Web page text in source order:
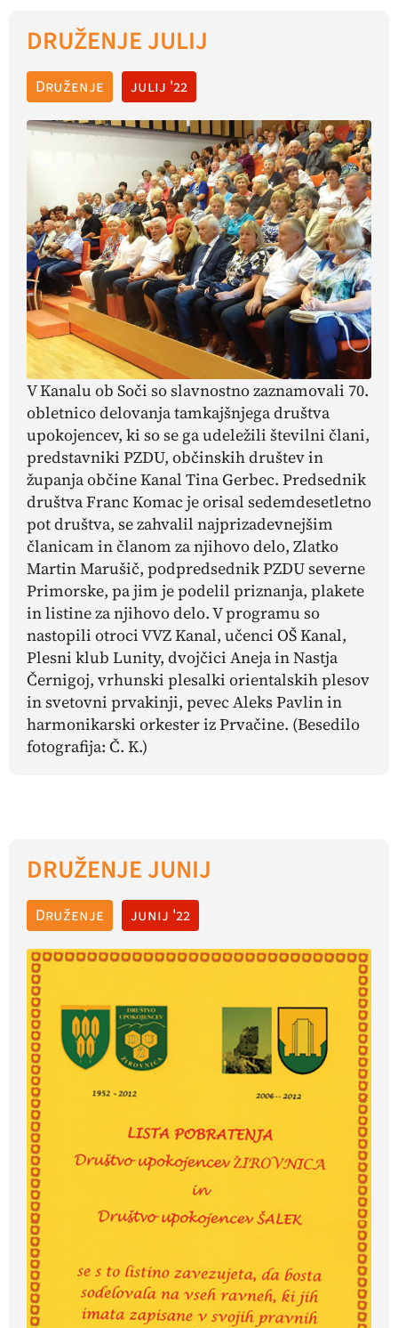
DRUŽENJE JULIJ
Druženje julij '22
V Kanalu ob Soči so slavnostno zaznamovali 70.
obletnico delovanja tamkajšnjega društva
upokojencev, ki so se ga udeležili številni člani,
predstavniki PZDU, občinskih društev in
županja občine Kanal Tina Gerbec. Predsednik
društva Franc Komac je orisal sedemdesetletno
pot društva, se zahvalil najprizadevnejšim
članicam in članom za njihovo delo, Zlatko
Martin Marušič, podpredsednik PZDU severne
Primorske, pa jim je podelil priznanja, plakete
in listine za njihovo delo. V programu so
nastopili otroci VVZ Kanal, učenci OŠ Kanal,
Plesni klub Lunity, dvojčici Aneja in Nastja
Černigoj, vrhunski plesalki orientalskih plesov
in svetovni prvakinji, pevec Aleks Pavlin in
harmonikarski orkester iz Prvačine. (Besedilo
fotografija: Č. K.)
DRUŽENJE JUNIJ
Druženje junij '22